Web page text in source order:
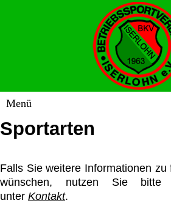
Sportarten
Falls Sie weitere Informationen zu
wünschen, nutzen Sie bitte
unter Kontakt.